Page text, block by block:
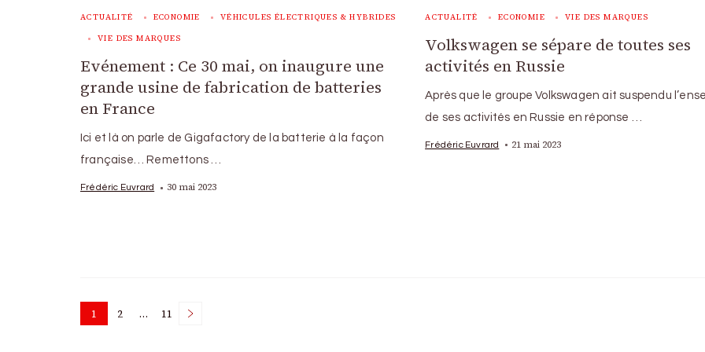
ACTUALITÉ ECONOMIE VÉHICULES ÉLECTRIQUES & HYBRIDES
VIE DES MARQUES
Evénement : Ce 30 mai, on inaugure une
grande usine de fabrication de batteries
en France
Ici et là on parle de Gigafactory de la batterie à la façon
française… Remettons …
Frédéric Euvrard 30 mai 2023
ACTUALITÉ ECONOMIE VIE DES MARQUES
Volkswagen se sépare de toutes ses
activités en Russie
Après que le groupe Volkswagen ait suspendu
de ses activités en Russie en réponse …
Frédéric Euvrard 21 mai 2023
Posts
Page
1 Page
2 … Page
11